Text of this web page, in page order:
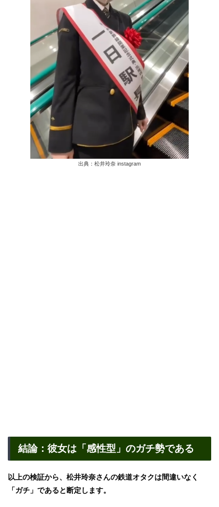
出典：松井玲奈 instagram
結論：彼女は「感性型」のガチ勢である
以上の検証から、松井玲奈さんの鉄道オタクは間違いなく
「ガチ」であると断定します。